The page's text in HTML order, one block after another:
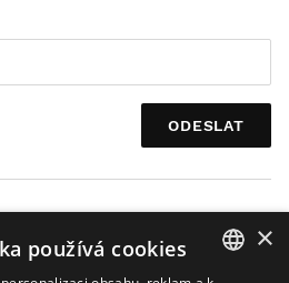
ODESLAT
×
používá cookies